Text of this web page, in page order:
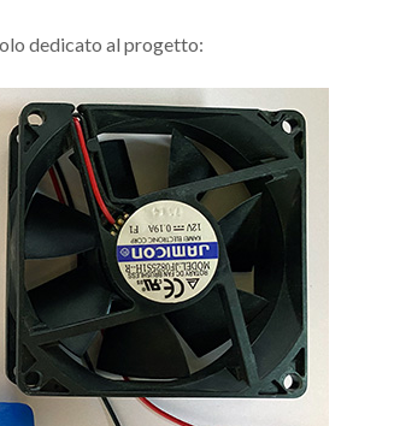
dedicato al progetto: